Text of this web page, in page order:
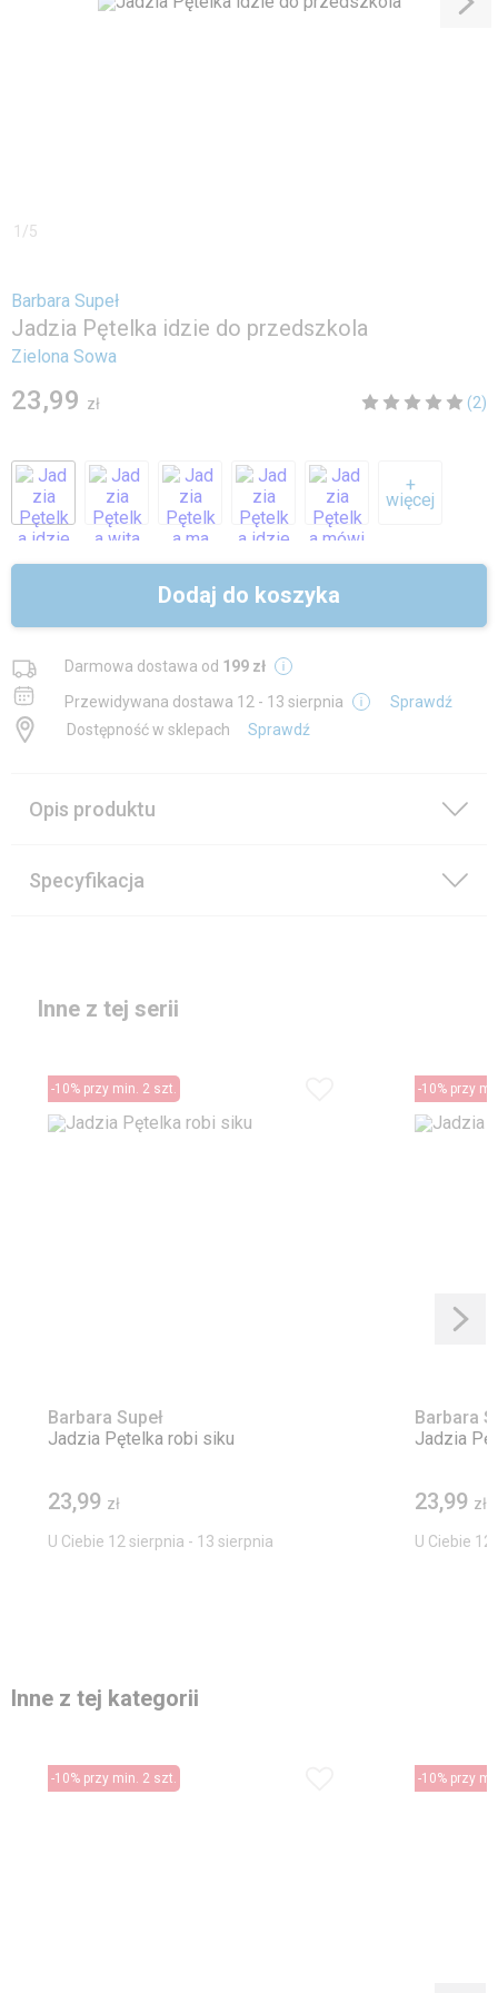
1 /5
Barbara Supeł
Jadzia Pętelka idzie do przedszkola
Zielona Sowa
23,99 zł (2)
+
więcej
Dodaj do koszyka
Darmowa dostawa od 199 zł
Przewidywana dostawa 12 - 13 sierpnia
Sprawdź
Dostępność w sklepach
Sprawdź
Opis produktu
Specyfikacja
Inne z tej serii
-10% przy min. 2 szt.
Barbara Supeł
Jadzia Pętelka robi siku
23,99 zł
U Ciebie 12 sierpnia - 13 sierpnia
-10% przy
Barbara
Jadzia
23,99 zł
U Ciebie
Inne z tej kategorii
-10% przy min. 2 szt. -10% przy